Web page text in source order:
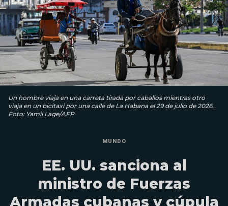
Un hombre viaja en una carreta tirada por caballos mientras otro
viaja en un bicitaxi por una calle de La Habana el 29 de julio de 2026.
Foto: Yamil Lage/AFP
MUNDO
EE. UU. sanciona al
ministro de Fuerzas
Armadas cubanas y cúpula